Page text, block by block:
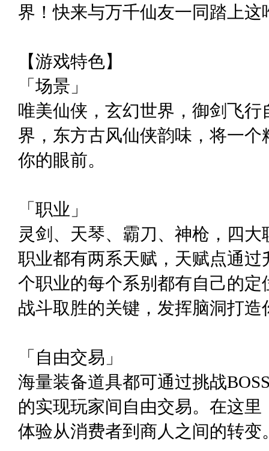
界！快来与万千仙友一同踏上
【游戏特色】
「场景」
唯美仙侠，玄幻世界，御剑飞行
界，东方古风仙侠韵味，将一
你的眼前。
「职业」
灵剑、天琴、霸刀、神枪，四
职业都有两系天赋，天赋点通
个职业的每个系别都有自己的
战斗取胜的关键，发挥脑洞打造
「自由交易」
海量装备道具都可通过挑战
的实现玩家间自由交易。在这
体验从消费者到商人之间的转变